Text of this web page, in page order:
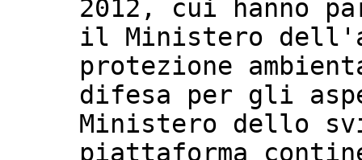
2012, cui hanno
il Ministero
protezione
difesa per gli
Ministero dello
piattaforma